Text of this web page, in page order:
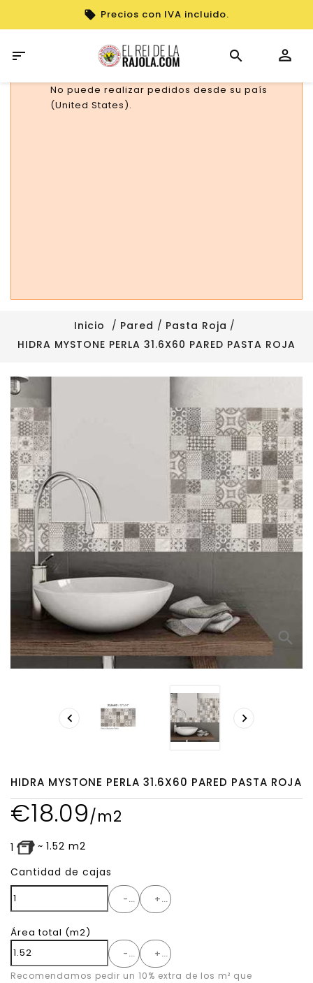
Precios con IVA incluido.

No puede realizar pedidos desde su país
(United States).
Inicio Pared
Pasta Roja
HIDRA MYSTONE PERLA 31.6X60 PARED PASTA ROJA
search
 
HIDRA MYSTONE PERLA 31.6X60 PARED PASTA ROJA
€18.09/m2
1 ~ 1.52 m2
Cantidad de cajas
- +
Área total (m2)
-
+
Recomendamos pedir un 10% extra de los m² que